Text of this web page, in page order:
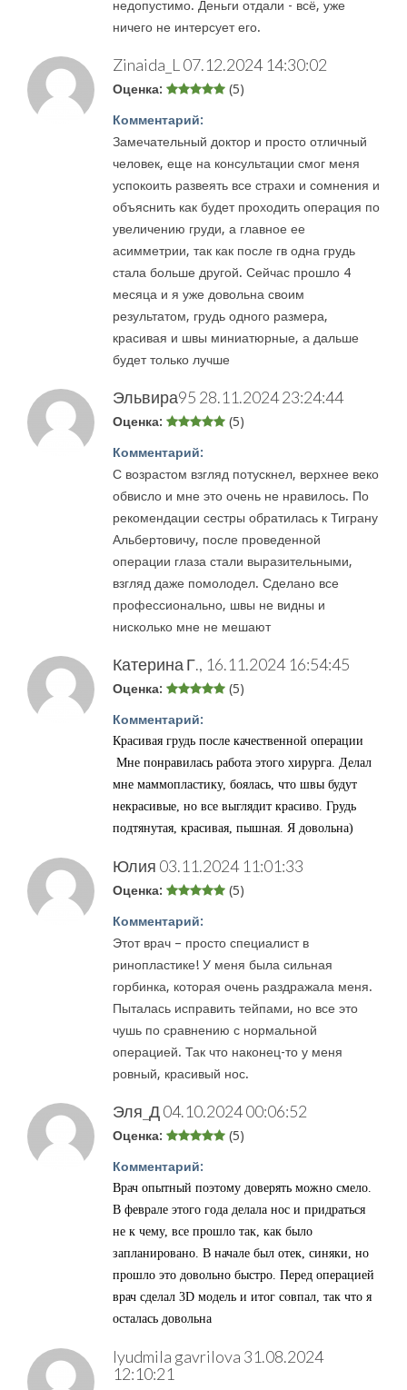
недопустимо. Деньги отдали - всё, уже
ничего не интерсует его.
Zinaida_L 07.12.2024 14:30:02
Оценка: (5)
Комментарий:
Замечательный доктор и просто отличный
человек, еще на консультации смог меня
успокоить развеять все страхи и сомнения и
объяснить как будет проходить операция по
увеличению груди, а главное ее
асимметрии, так как после гв одна грудь
стала больше другой. Сейчас прошло 4
месяца и я уже довольна своим
результатом, грудь одного размера,
красивая и швы миниатюрные, а дальше
будет только лучше
Эльвира95 28.11.2024 23:24:44
Оценка: (5)
Комментарий:
С возрастом взгляд потускнел, верхнее веко
обвисло и мне это очень не нравилось. По
рекомендации сестры обратилась к Тиграну
Альбертовичу, после проведенной
операции глаза стали выразительными,
взгляд даже помолодел. Сделано все
профессионально, швы не видны и
нисколько мне не мешают
Катерина Г., 16.11.2024 16:54:45
Оценка: (5)
Комментарий:
Красивая грудь после качественной операции
Мне понравилась работа этого хирурга. Делал
мне маммопластику, боялась, что швы будут
некрасивые, но все выглядит красиво. Грудь
подтянутая, красивая, пышная. Я довольна)
Юлия 03.11.2024 11:01:33
Оценка: (5)
Комментарий:
Этот врач – просто специалист в
ринопластике! У меня была сильная
горбинка, которая очень раздражала меня.
Пыталась исправить тейпами, но все это
чушь по сравнению с нормальной
операцией. Так что наконец-то у меня
ровный, красивый нос.
Эля_Д04.10.2024 00:06:52
Оценка: (5)
Комментарий:
Врач опытный поэтому доверять можно смело.
В феврале этого года делала нос и придраться
не к чему, все прошло так, как было
запланировано. В начале был отек, синяки, но
прошло это довольно быстро. Перед операцией
врач сделал 3D модель и итог совпал, так что я
осталась довольна
lyudmila gavrilova 31.08.2024
12:10:21